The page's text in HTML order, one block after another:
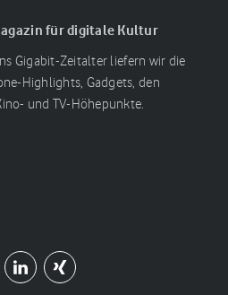
für digitale Kultur
Gigabit-Zeitalter liefern wir die
Highlights, Gadgets, den
und TV-Höhepunkte.